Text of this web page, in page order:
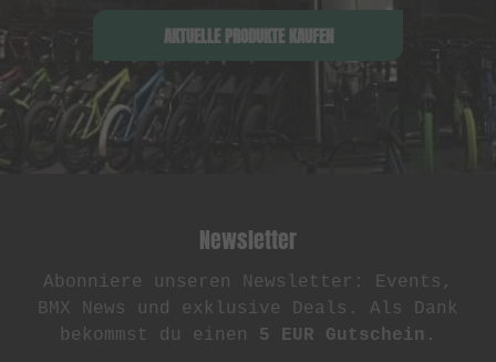
AKTUELLE PRODUKTE KAUFEN
Newsletter
Abonniere unseren Newsletter: Events,
BMX News und exklusive Deals. Als Dank
bekommst du einen 5 EUR Gutschein .